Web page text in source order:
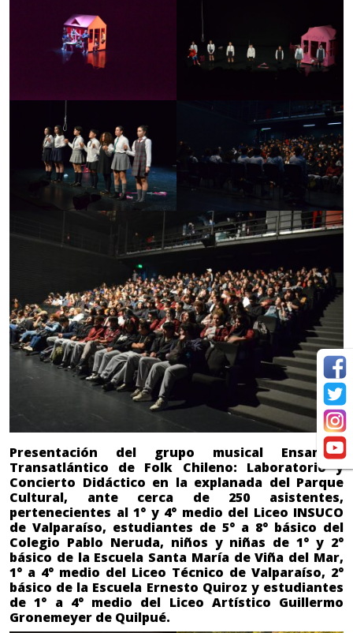
Presentación del grupo musical Ensamble
Transatlántico de Folk Chileno: Laboratorio y
Concierto Didáctico en la explanada del Parque
Cultural, ante cerca de 250 asistentes,
pertenecientes al 1° y 4° medio del Liceo INSUCO
de Valparaíso, estudiantes de 5° a 8° básico del
Colegio Pablo Neruda, niños y niñas de 1° y 2°
básico de la Escuela Santa María de Viña del Mar,
1° a 4° medio del Liceo Técnico de Valparaíso, 2°
básico de la Escuela Ernesto Quiroz y estudiantes
de 1° a 4° medio del Liceo Artístico Guillermo
Gronemeyer de Quilpué.